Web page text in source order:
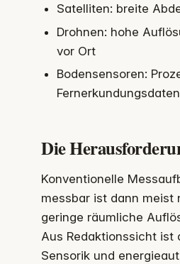
Satelliten: breite
Drohnen: hohe
vor Ort
Bodensensoren:
Fernerkundungsdaten
Die
Konventionelle
messbar ist dann meist
geringe räumliche
Aus Redaktionssicht ist
Sensorik und